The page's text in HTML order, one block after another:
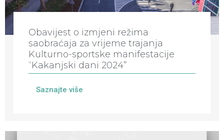
Obavijest o izmjeni režima
saobraćaja za vrijeme trajanja
Kulturno-sportske manifestacije
“Kakanjski dani 2024”
Saznajte više